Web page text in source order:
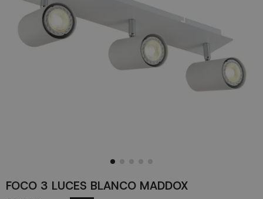
FOCO 3 LUCES BLANCO MADDOX